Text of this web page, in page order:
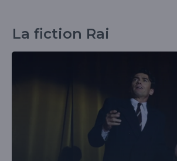
La fiction Rai